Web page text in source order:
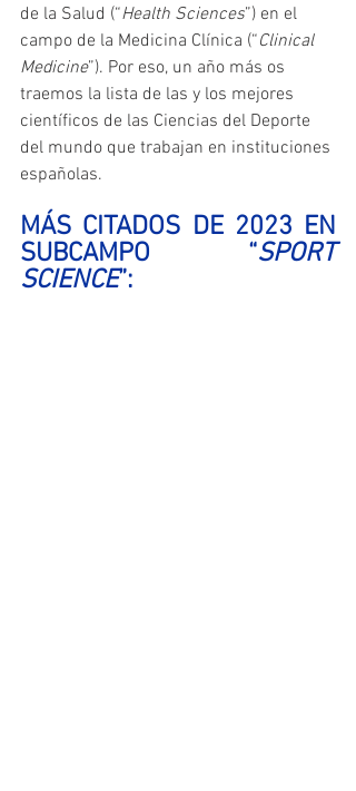
de la Salud (“Health Sciences”) en el
campo de la Medicina Clínica (“Clinical
Medicine”). Por eso, un año más os
traemos la lista de las y los mejores
científicos de las Ciencias del Deporte
del mundo que trabajan en instituciones
españolas.
MÁS CITADOS DE 2023 EN
SUBCAMPO “SPORT
SCIENCE”: